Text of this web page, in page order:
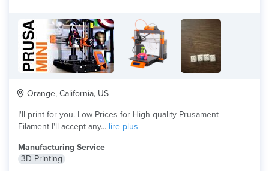
Orange, California, US
I'll print for you. Low Prices for High quality Prusament
Filament I'll accept any... lire plus
Manufacturing Service
3D Printing